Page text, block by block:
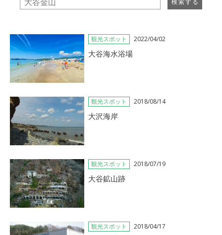
観光スポット 2022/04/02
大谷海水浴場
観光スポット 2018/08/14
大沢海岸
観光スポット 2018/07/19
大谷鉱山跡
観光スポット 2018/04/17